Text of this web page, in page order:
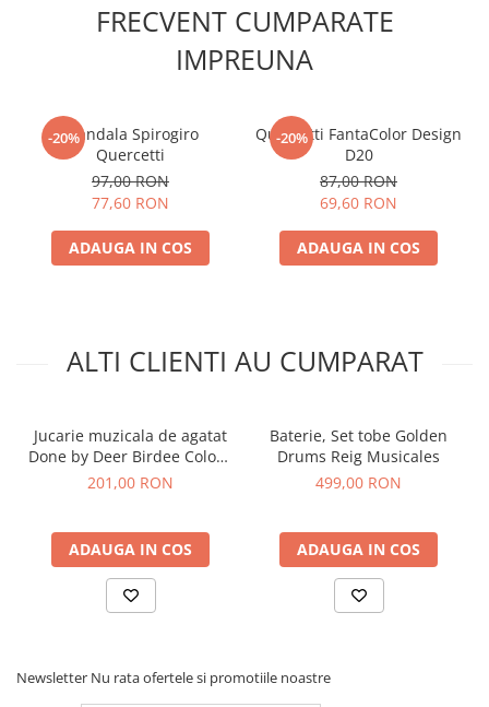
FRECVENT CUMPARATE
IMPREUNA
-20%Mandala Spirogiro
Quercetti
97,00 RON
77,60 RON
ADAUGA IN COS
-20%
Quercetti FantaColor Design
D20
87,00 RON
69,60 RON
ADAUGA IN COS
ALTI CLIENTI AU CUMPARAT
Jucarie muzicala de agatat
Done by Deer Birdee Colour
Mix
201,00 RON
ADAUGA IN COS
Baterie, Set tobe Golden
Drums Reig Musicales
499,00 RON
ADAUGA IN COS
Newsletter Nu rata ofertele si promotiile noastre